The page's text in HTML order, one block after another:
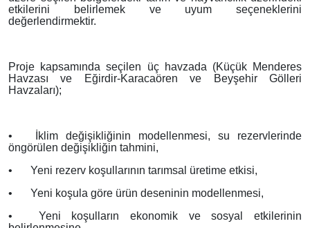
etkilerini belirlemek ve uyum seçeneklerini
değerlendirmektir.
Proje kapsamında seçilen üç havzada (Küçük Menderes
Havzası ve Eğirdir-Karacaören ve Beyşehir Gölleri
Havzaları);
•
İklim değişikliğinin modellenmesi, su rezervlerinde
öngörülen değişikliğin tahmini,
•
Yeni rezerv koşullarının tarımsal üretime etkisi,
•
Yeni koşula göre ürün deseninin modellenmesi,
•
Yeni koşulların ekonomik ve sosyal etkilerinin